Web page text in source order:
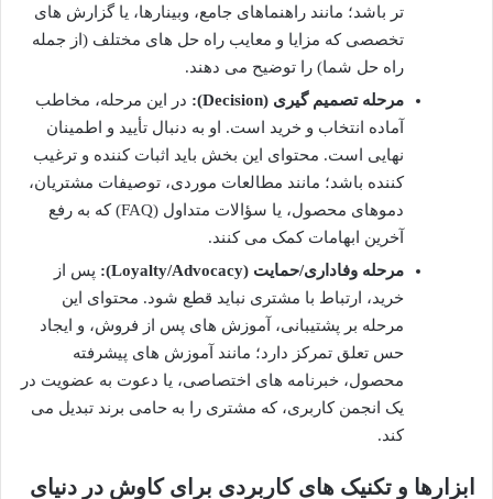
تر باشد؛ مانند راهنماهای جامع، وبینارها، یا گزارش های
تخصصی که مزایا و معایب راه حل های مختلف (از جمله
راه حل شما) را توضیح می دهند.
مرحله تصمیم گیری (Decision):
در این مرحله، مخاطب
آماده انتخاب و خرید است. او به دنبال تأیید و اطمینان
نهایی است. محتوای این بخش باید اثبات کننده و ترغیب
کننده باشد؛ مانند مطالعات موردی، توصیفات مشتریان،
دموهای محصول، یا سؤالات متداول (FAQ) که به رفع
آخرین ابهامات کمک می کنند.
مرحله وفاداری/حمایت (Loyalty/Advocacy):
پس از
خرید، ارتباط با مشتری نباید قطع شود. محتوای این
مرحله بر پشتیبانی، آموزش های پس از فروش، و ایجاد
حس تعلق تمرکز دارد؛ مانند آموزش های پیشرفته
محصول، خبرنامه های اختصاصی، یا دعوت به عضویت در
یک انجمن کاربری، که مشتری را به حامی برند تبدیل می
کند.
ابزارها و تکنیک های کاربردی برای کاوش در دنیای